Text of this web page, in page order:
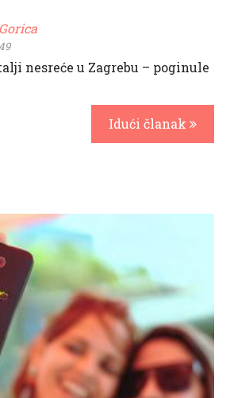
nesreće u Zagrebu – poginule
Idući članak